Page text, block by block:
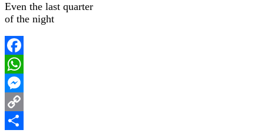
Even the last quarter
of the night
Facebook
WhatsApp
Messenger
Copy